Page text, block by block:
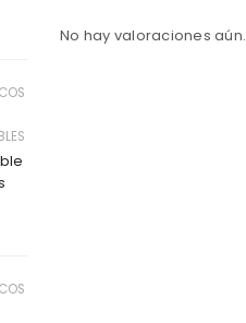
No hay valoraciones aún.